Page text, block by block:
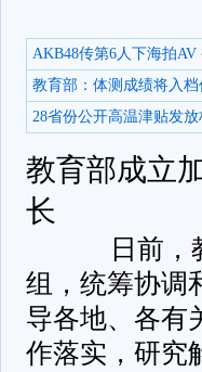
AKB48传第6人下海拍AV
教育部：体测成绩将入
28省份公开高温津贴发
教育部成立
长
日前，教
组，统筹协调
导各地、各有
作落实，研究